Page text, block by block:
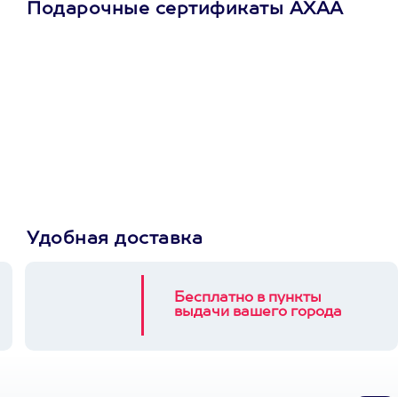
Подарочные сертификаты АХАА
Удобная доставка
Бесплатно в пункты
выдачи вашего города